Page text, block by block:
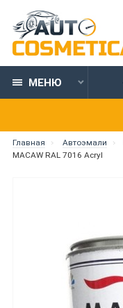
МЕНЮ
Главная Автоэмали
MACAW RAL 7016 Acryl